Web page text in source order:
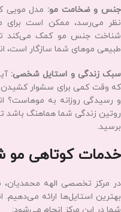
چرا کوتاهی مو
بسیاری از افراد تصور می‌کنند
آن است؛ اما در واقعیت، یک
تأثیر فرم صورت:هر چهره‌ای
قلبی یا کشیده). یک متخصص
زوایای مناسب در مو،
احتمالی را بپوشاند. برای
جنس و ضخامت مو:
مدل مویی
نظر می‌رسد، ممکن است برای
شناخت جنس مو کمک می‌کند تا
طبیعی موهای شما سازگار است،